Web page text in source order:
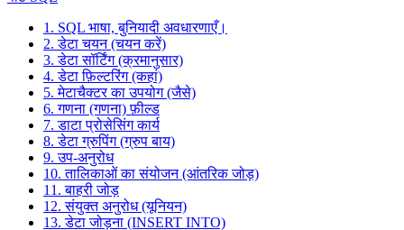
1. SQL भाषा, बुनियादी अवधारणाएँ।
2. डेटा चयन (चयन करें)
3. डेटा सॉर्टिंग (क्रमानुसार)
4. डेटा फ़िल्टरिंग (कहां)
5. मेटाचैक्टर का उपयोग (जैसे)
6. गणना (गणना) फ़ील्ड
7. डाटा प्रोसेसिंग कार्य
8. डेटा ग्रुपिंग (ग्रुप बाय)
9. उप-अनुरोध
10. तालिकाओं का संयोजन (आंतरिक जोड़)
11. बाहरी जोड़
12. संयुक्त अनुरोध (यूनियन)
13. डेटा जोड़ना (INSERT INTO)